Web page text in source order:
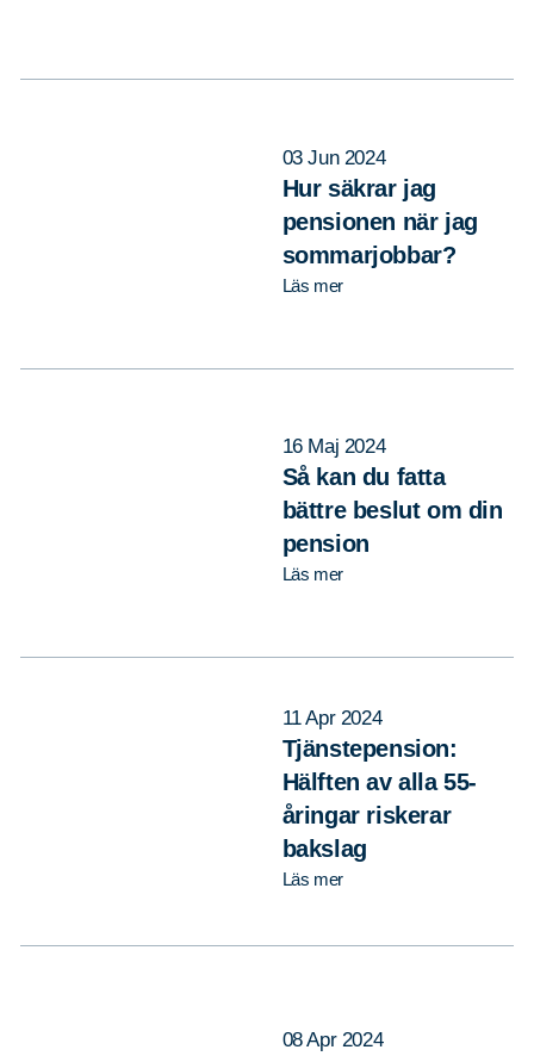
03 Jun 2024
Hur säkrar jag
pensionen när jag
sommarjobbar?
Läs mer
16 Maj 2024
Så kan du fatta
bättre beslut om din
pension
Läs mer
11 Apr 2024
Tjänstepension:
Hälften av alla 55-
åringar riskerar
bakslag
Läs mer
08 Apr 2024